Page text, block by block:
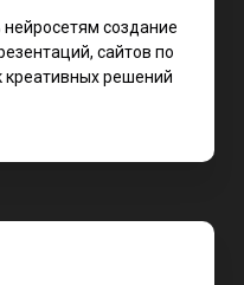
создание
сайтов по
решений